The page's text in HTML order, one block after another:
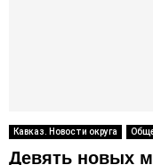
Кавказ. Новости округа
Девять новых